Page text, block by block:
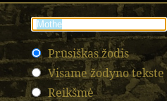
Prūsiškas žodis
Visame žodyno tekste
Reikšmė